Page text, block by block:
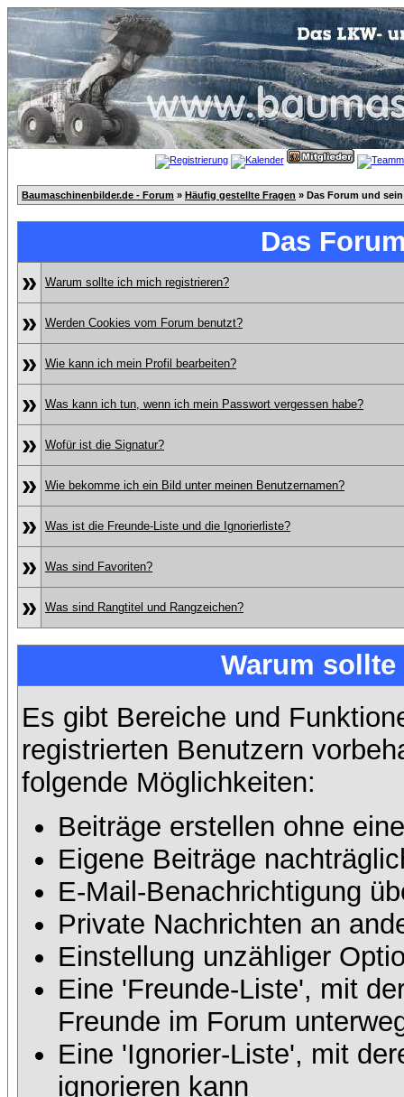
Baumaschinenbilder.de - Forum » Häufig gestellte Fragen » Das Forum und
Das
»
Warum sollte ich mich registrieren?
» Werden Cookies vom Forum benutzt?
» Wie kann ich mein Profil bearbeiten?
» Was kann ich tun, wenn ich mein Passwort vergessen habe?
» Wofür ist die Signatur?
» Wie bekomme ich ein Bild unter meinen Benutzernamen?
» Was ist die Freunde-Liste und die Ignorierliste?
» Was sind Favoriten?
» Was sind Rangtitel und Rangzeichen?
Warum
Es gibt Bereiche und
registrierten Benutzern
folgende Möglichkeiten:
Beiträge erstellen ohne
Eigene Beiträge
E-Mail-Benachrichtigung
Private Nachrichten an
Einstellung unzähliger
Eine 'Freunde-Liste', mit
Freunde im Forum
Eine 'Ignorier-Liste', mit
ignorieren kann